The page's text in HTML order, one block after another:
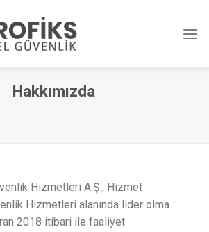
Hakkımızda
Hizmetleri A.Ş., Hizmet
Hizmetleri alanında lider olma
2018 itibari ile faaliyet